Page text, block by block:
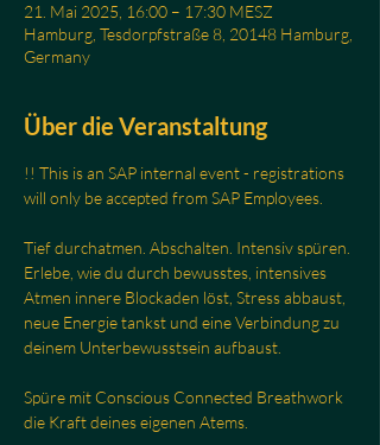
21. Mai 2025, 16:00 – 17:30 MESZ
Hamburg, Tesdorpfstraße 8, 20148 Hamburg,
Germany
Über die Veranstaltung
!! This is an SAP internal event - registrations
will only be accepted from SAP Employees.
Tief durchatmen. Abschalten. Intensiv spüren.
Erlebe, wie du durch bewusstes, intensives
Atmen innere Blockaden löst, Stress abbaust,
neue Energie tankst und eine Verbindung zu
deinem Unterbewusstsein aufbaust.
Spüre mit Conscious Connected Breathwork
die Kraft deines eigenen Atems.